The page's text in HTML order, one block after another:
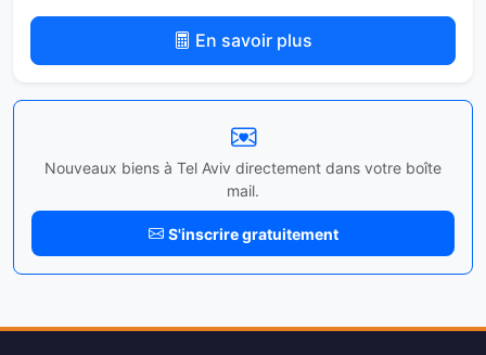
En savoir plus
Nouveaux biens à Tel Aviv directement dans votre boîte
mail.
S'inscrire gratuitement